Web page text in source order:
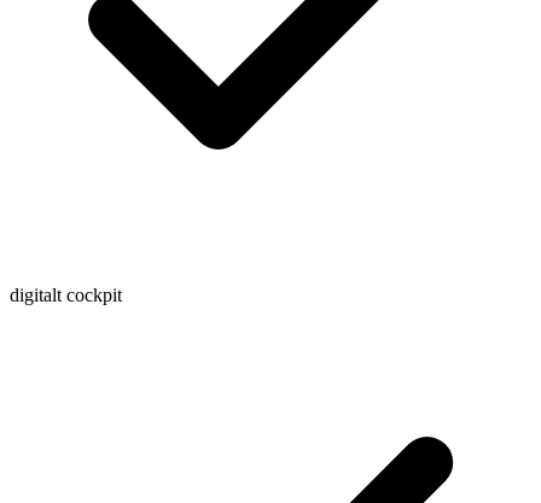
digitalt cockpit